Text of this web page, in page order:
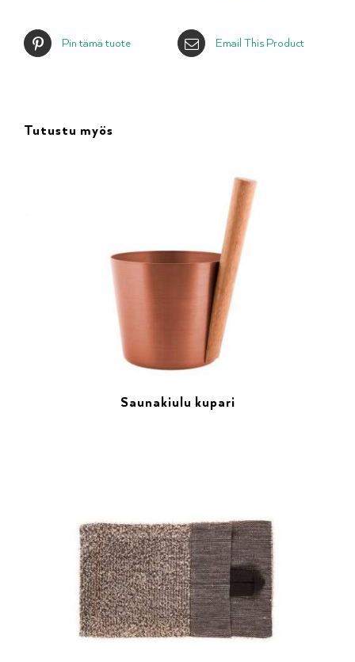
Pin tämä tuote Email This Product
Tutustu myös
Saunakiulu kupari